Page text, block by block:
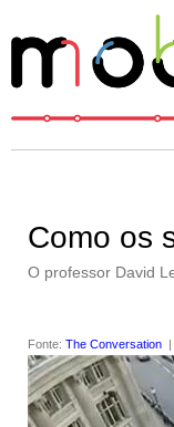
Como os
O professor David
Fonte: The Conversation |